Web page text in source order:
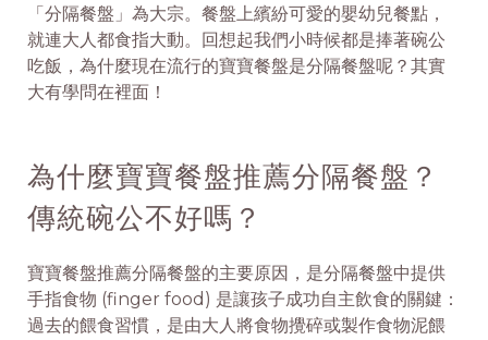
「分隔餐盤」為大宗。餐盤上繽紛可愛的嬰幼兒餐點，
就連大人都食指大動。回想起我們小時候都是捧著碗公
吃飯，為什麼現在流行的寶寶餐盤是分隔餐盤呢？其實
大有學問在裡面！
為什麼寶寶餐盤推薦分隔餐盤？
傳統碗公不好嗎？
寶寶餐盤推薦分隔餐盤的主要原因，是分隔餐盤中提供
手指食物 (finger food) 是讓孩子成功自主飲食的關鍵：
過去的餵食習慣，是由大人將食物攪碎或製作食物泥餵